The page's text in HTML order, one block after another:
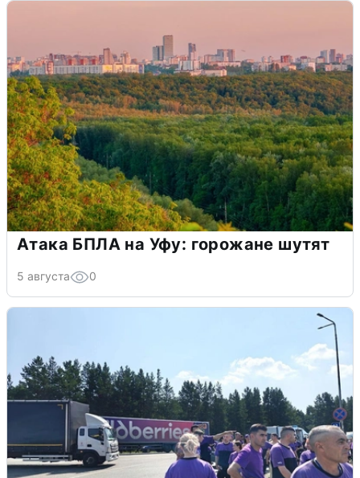
Атака БПЛА на Уфу: горожане шутят
5 августа 0